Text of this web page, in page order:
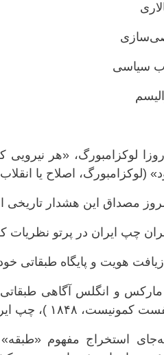
سیاسی
روزا لوکزامبورگ، «هر
اصلاح یا انقلاب، ۱۹۰۰
مصداق این هشدار
چپ ایران در پرتو نظریات
هویت و پایگاه طبقاتی
و انگلس آگاهی
)، چپ ایران اغلب برعکس عمل کرده است ،
استخراج مفهوم